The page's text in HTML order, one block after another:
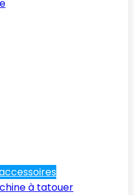
à tatouer